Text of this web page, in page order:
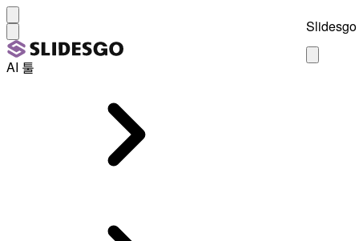
AI 툴